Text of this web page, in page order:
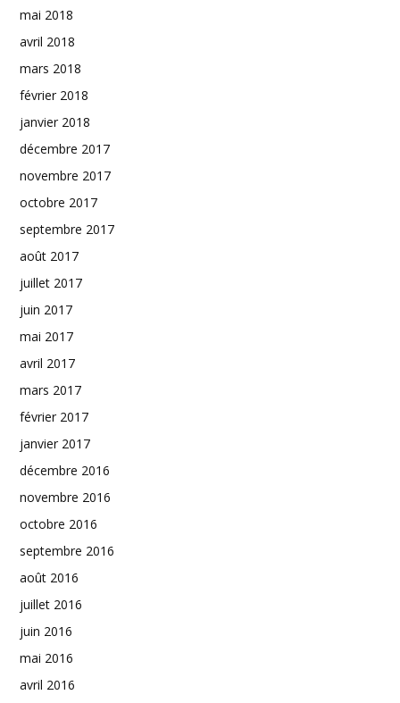
mai 2018
avril 2018
mars 2018
février 2018
janvier 2018
décembre 2017
novembre 2017
octobre 2017
septembre 2017
août 2017
juillet 2017
juin 2017
mai 2017
avril 2017
mars 2017
février 2017
janvier 2017
décembre 2016
novembre 2016
octobre 2016
septembre 2016
août 2016
juillet 2016
juin 2016
mai 2016
avril 2016